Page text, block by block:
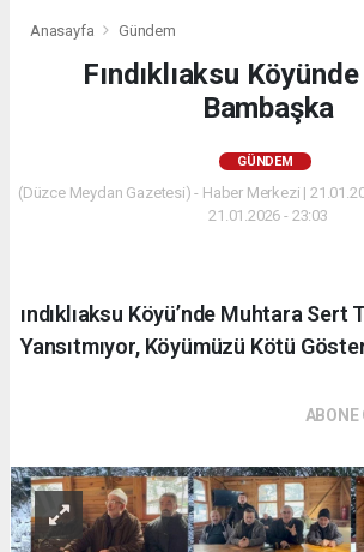
Anasayfa Gündem
Fındıklıaksu
Bambaşka
GÜNDEM
(Düzce Meydan Gazetesi) - Haber Merkezi |
21.01.2026 - 23:03
ındıklıaksu Köyü’nde Muhtara Sert
Yansıtmıyor, Köyümüzü Kötü
ABONE